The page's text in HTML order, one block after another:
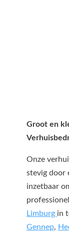
Groot en
Onze
stevig door
inzetbaar
Limburg in
Gennep,